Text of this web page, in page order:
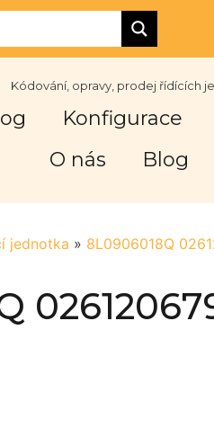
Kódování, opravy, prodej řídících
Konfigurace
O nás
Blog
jednotka » 8L0906018Q